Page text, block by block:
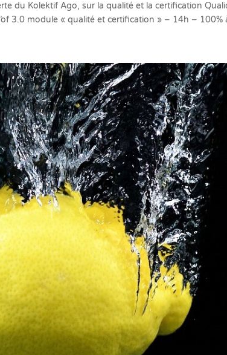
du Kolektif Ago, sur la qualité et la certification
3.0 module « qualité et certification » – 14h – 100%